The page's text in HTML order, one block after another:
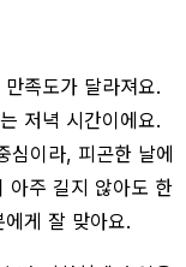
족도가 달라져요.
저녁 시간이에요.
심이라, 피곤한 날에
아주 길지 않아도 한
게 잘 맞아요.